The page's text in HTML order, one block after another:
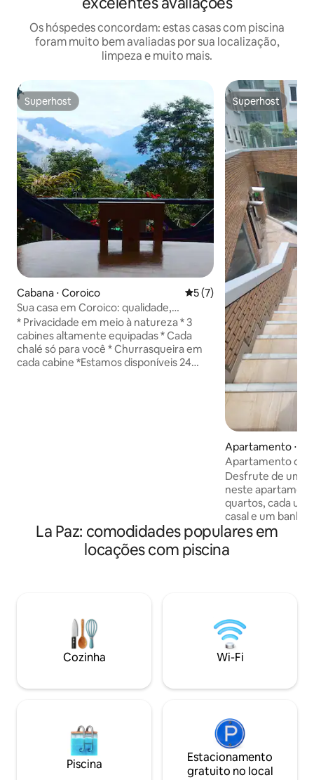
Os hóspedes concordam: estas casas com piscina
foram muito bem avaliadas por sua localização,
limpeza e muito mais.
Superhost
Superhost
Cabana ⋅ Coroico 5 de uma avaliação média
5 (7)
Sua casa em Coroico: qualidade,
privacidade e café
* Privacidade em meio à natureza * 3
cabines altamente equipadas * Cada
chalé só para você * Churrasqueira em
cada cabine *Estamos disponíveis 24
Superhost
Superhost
Apartamento ⋅ La
Apartamento
Desfrute de uma
neste
quartos, cada um
casal e um
academia,
crianças.
com lavadora e
minutos de Los
Smart TVs
entretenimento.
La Paz: comodidades populares em
locações com piscina
Cozinha Wi-Fi
Piscina
Estacionamento
gratuito no local